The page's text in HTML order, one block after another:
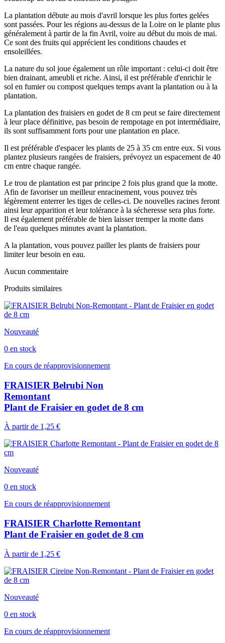
La plantation débute au mois d'avril lorsque les plus fortes gelées
sont passées. Pour les régions au-dessus de la Loire on le plante plus
généralement à partir de la fin Avril, voire au début du mois de mai.
Ce sont des fruits qui apprécient les conditions chaudes et
ensoleillées.
La nature du sol joue également un rôle important : celui-ci doit être
bien drainant, ameubli et riche. Ainsi, il est préférable d'enrichir le
sol en fumier ou compost quelques temps avant la plantation ou à la
plantation.
La plantation des fraisiers en godet de 8 cm peut se faire directement
à leur place définitive, pas besoin de rempotage en pot intermédiaire,
ils sont suffisamment forts pour une plantation en place.
Il est préférable d'espacer les plants de 25 à 35 cm entre eux. Si vous
plantez plusieurs rangées de fraisiers, prévoyez un espacement de 40
cm entre chaque rangée.
Le trou de plantation est par principe 2 fois plus grand que la motte.
Afin de favoriser un meilleur enracinement, vous pouvez très
légèrement enterrer les tiges de celles-ci. De nouvelles racines feront
ainsi leur apparition et leur tolérance à la sécheresse sera plus forte.
Il est également préférable de bien laisser tremper la motte dans
de l'eau quelques minutes avant la plantation.
A la plantation, vous pouvez pailler les plants de fraisiers pour
limiter leur besoin en eau.
Aucun commentaire
Produits similaires
Nouveauté
0 en stock
En cours de réapprovisionnement
FRAISIER Belrubi Non
Remontant
Plant de Fraisier en godet de 8 cm
À partir de 1,25 €
Nouveauté
0 en stock
En cours de réapprovisionnement
FRAISIER Charlotte Remontant
Plant de Fraisier en godet de 8 cm
À partir de 1,25 €
Nouveauté
0 en stock
En cours de réapprovisionnement